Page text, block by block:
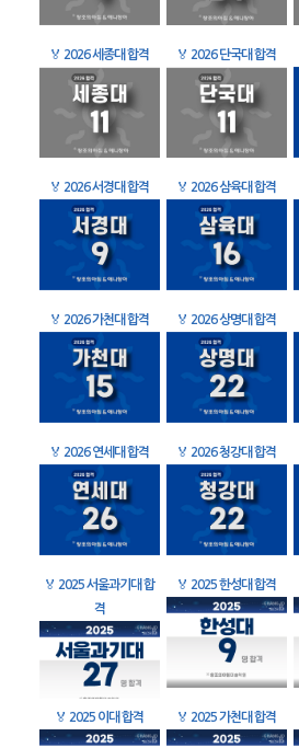
🏅 2026 세종대 합격 🏅 2026 단국대 합격
🏅 2026 서경대 합격 🏅 2026 삼육대 합격
🏅 2026 가천대 합격 🏅 2026 상명대 합격
🏅 2026 연세대 합격 🏅 2026 청강대 합격
🏅 2025 서울과기대 합
격
🏅 2025 한성대 합격
🏅 2025 이대 합격 🏅 2025 가천대 합격